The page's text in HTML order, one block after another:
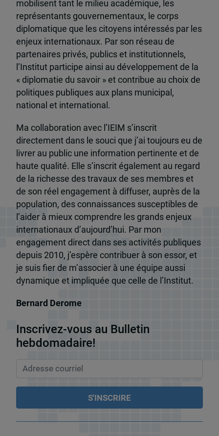
mobilisent tant le milieu académique, les
représentants gouvernementaux, le corps
diplomatique que les citoyens intéressés par les
enjeux internationaux. Par son réseau de
partenaires privés, publics et institutionnels,
l’Institut participe ainsi au développement de la
« diplomatie du savoir » et contribue au choix de
politiques publiques aux plans municipal,
national et international.
Ma collaboration avec l’IEIM s’inscrit
directement dans le souci que j’ai toujours eu de
livrer au public une information pertinente et de
haute qualité. Elle s’inscrit également au regard
de la richesse des travaux de ses membres et
de son réel engagement à diffuser, auprès de la
population, des connaissances susceptibles de
l’aider à mieux comprendre les grands enjeux
internationaux d’aujourd’hui. Par mon
engagement direct dans ses activités publiques
depuis 2010, j’espère contribuer à son essor, et
je suis fier de m’associer à une équipe aussi
dynamique et impliquée que celle de l’Institut.
Bernard Derome
Inscrivez-vous au Bulletin
hebdomadaire!